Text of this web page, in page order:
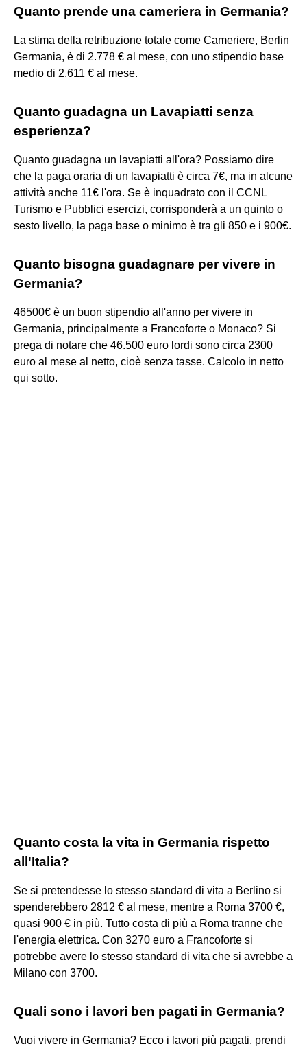
Quanto prende una cameriera in Germania?
La stima della retribuzione totale come Cameriere, Berlin
Germania, è di 2.778 € al mese, con uno stipendio base
medio di 2.611 € al mese.
Quanto guadagna un Lavapiatti senza
esperienza?
Quanto guadagna un lavapiatti all'ora? Possiamo dire
che la paga oraria di un lavapiatti è circa 7€, ma in alcune
attività anche 11€ l'ora. Se è inquadrato con il CCNL
Turismo e Pubblici esercizi, corrisponderà a un quinto o
sesto livello, la paga base o minimo è tra gli 850 e i 900€.
Quanto bisogna guadagnare per vivere in
Germania?
46500€ è un buon stipendio all'anno per vivere in
Germania, principalmente a Francoforte o Monaco? Si
prega di notare che 46.500 euro lordi sono circa 2300
euro al mese al netto, cioè senza tasse. Calcolo in netto
qui sotto.
Quanto costa la vita in Germania rispetto
all'Italia?
Se si pretendesse lo stesso standard di vita a Berlino si
spenderebbero 2812 € al mese, mentre a Roma 3700 €,
quasi 900 € in più. Tutto costa di più a Roma tranne che
l'energia elettrica. Con 3270 euro a Francoforte si
potrebbe avere lo stesso standard di vita che si avrebbe a
Milano con 3700.
Quali sono i lavori ben pagati in Germania?
Vuoi vivere in Germania? Ecco i lavori più pagati, prendi